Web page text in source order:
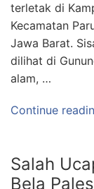
terletak di
Kecamatan
Jawa Barat.
dilihat di
alam, …
Continue
Salah
Bela